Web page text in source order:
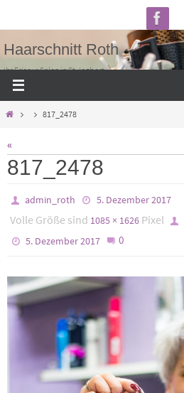
Inhalt
springen
Haarschnitt Roth
Ihr Friseur Salon in St. Ingbert
Home 817_2478
«
817_2478
admin_roth 5. Dezember 2017
Volle Größe sind 1085 × 1626 Pixel
5. Dezember 2017
0